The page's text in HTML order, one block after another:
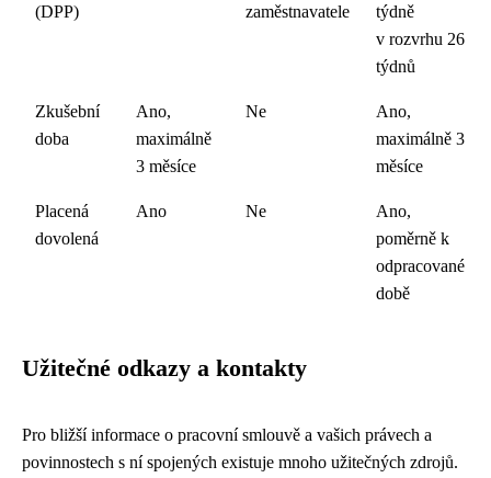
(DPP)
zaměstnavatele
týdně
v rozvrhu 26
týdnů
Zkušební
doba
Ano,
maximálně
3 měsíce
Ne
Ano,
maximálně 3
měsíce
Placená
dovolená
Ano Ne
Ano,
poměrně k
odpracované
době
Užitečné odkazy a kontakty
Pro bližší informace o pracovní smlouvě a vašich právech a
povinnostech s ní spojených existuje mnoho užitečných zdrojů.